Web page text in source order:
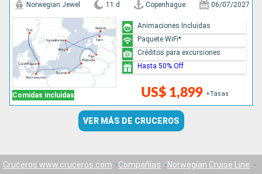
Comidas incluidas
Norwegian Jewel 11 d Copenhague 06/07/2027
US$ 1,899 +Tasas
Animaciones Incluidas
Paquete WiFi*
Créditos para excursiones
Hasta 50% Off
VER MÁS DE CRUCEROS
Cruceros www.cruceros.com Compañías
Norwegian Cruise Line